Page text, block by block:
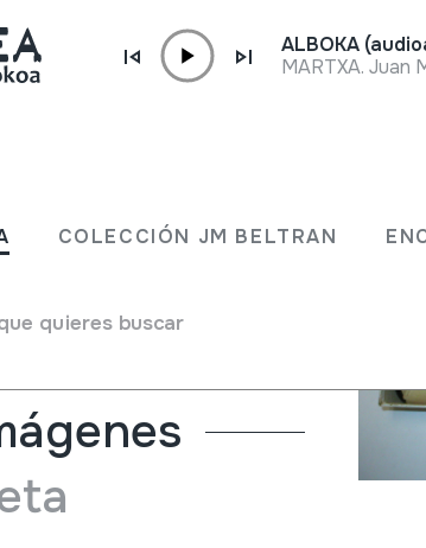
COLECCIÓN JM BELTRAN
quieres buscar
ALBOKA
MARTXA. Juan
Jota